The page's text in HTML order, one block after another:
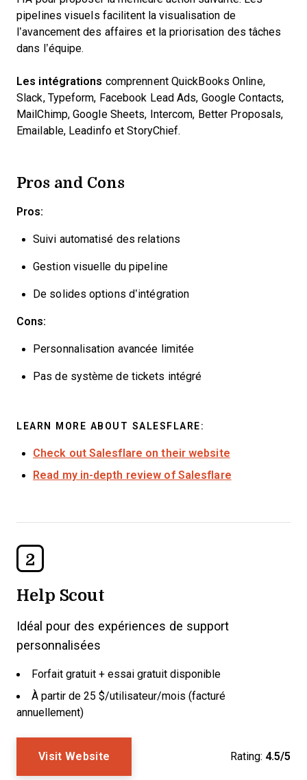
pipelines visuels facilitent la visualisation de
l’avancement des affaires et la priorisation des tâches
dans l’équipe.
Les intégrations comprennent QuickBooks Online,
Slack, Typeform, Facebook Lead Ads, Google Contacts,
MailChimp, Google Sheets, Intercom, Better Proposals,
Emailable, Leadinfo et StoryChief.
Pros and Cons
Pros:
Suivi automatisé des relations
Gestion visuelle du pipeline
De solides options d’intégration
Cons:
Personnalisation avancée limitée
Pas de système de tickets intégré
LEARN MORE ABOUT SALESFLARE:
Check out Salesflare on their website
Read my in-depth review of Salesflare
2
Help Scout
Idéal pour des expériences de support
personnalisées
Forfait gratuit + essai gratuit disponible
À partir de 25 $/utilisateur/mois (facturé
annuellement)
Visit Website Rating: 4.5/5